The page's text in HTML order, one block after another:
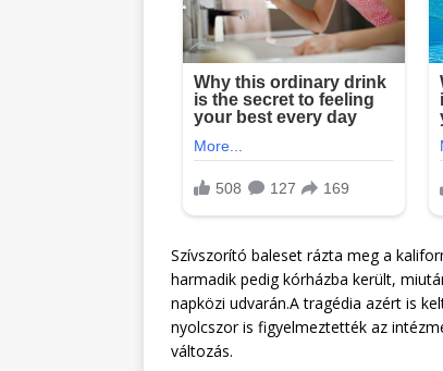
Szívszorító baleset rázta meg a
harmadik pedig kórházba került,
napközi udvarán.A tragédia azért is
nyolcszor is figyelmeztették az
változás.